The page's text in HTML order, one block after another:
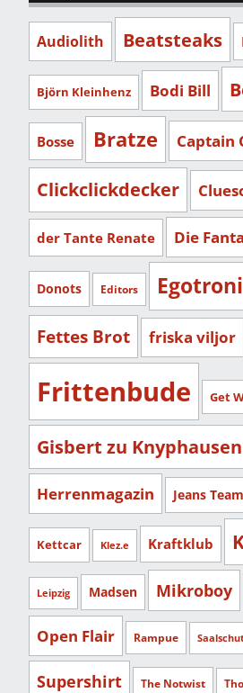
Audiolith Beatsteaks
Björn Kleinhenz Bodi Bill
Bosse Bratze Captain
Clickclickdecker
der Tante Renate Die
Donots Editors
Fettes Brot friska viljor
Frittenbude Get
Gisbert zu Knyphausen
Herrenmagazin Jeans Team
Kettcar Klez.e Kraftklub
Leipzig Madsen Mikroboy
Open Flair Rampue
Supershirt The Notwist